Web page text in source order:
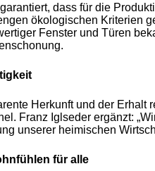
dass für die
ökologischen Kriterien
Fenster und Türen
Herkunft und der
Franz Iglseder ergänzt:
unserer heimischen
für alle